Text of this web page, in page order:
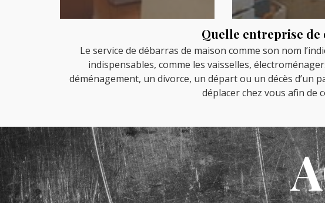
Quelle entreprise de
Le service de débarras de maison comme son nom
indispensables, comme les vaisselles,
déménagement, un divorce, un départ ou un décès d’un
déplacer chez vous afin de